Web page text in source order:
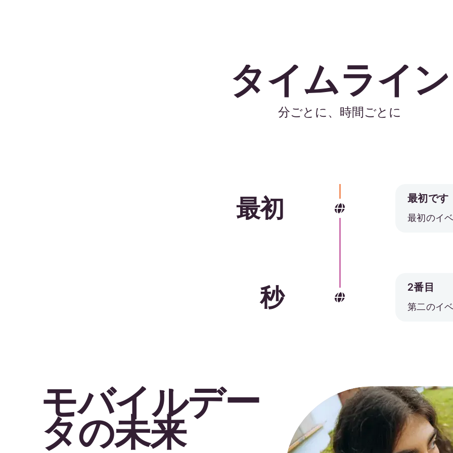
タイムライン
分ごとに、時間ごとに
最初 最初です
最初のイ
秒 2番目
第二のイ
モバイルデー
タの未来